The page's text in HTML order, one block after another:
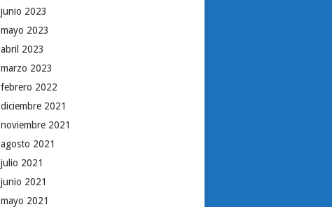
junio 2023
mayo 2023
abril 2023
marzo 2023
febrero 2022
diciembre 2021
noviembre 2021
agosto 2021
julio 2021
junio 2021
mayo 2021